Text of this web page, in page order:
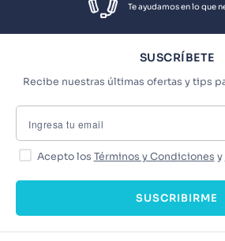
Te ayudamos en lo que
SUSCRÍBETE
Recibe nuestras últimas ofertas y tips
Acepto los Términos y Condiciones y
SUSCRIBIRME